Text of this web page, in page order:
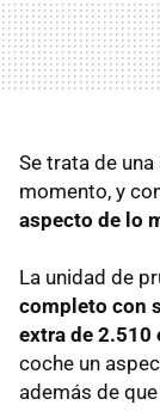
Se trata de
momento, y
aspecto de lo
La unidad de
completo con
extra de 2.510
coche un
además de